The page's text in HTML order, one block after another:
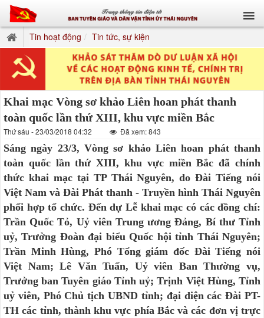
Tin hoạt động Tin tức, sự kiện
Khai mạc Vòng sơ khảo Liên hoan phát thanh
toàn quốc lần thứ XIII, khu vực miền Bắc
Thứ sáu - 23/03/2018 04:32 Đã xem: 843
Sáng ngày 23/3, Vòng sơ khảo Liên hoan phát thanh
toàn quốc lần thứ XIII, khu vực miền Bắc đã chính
thức khai mạc tại TP Thái Nguyên, do Đài Tiếng nói
Việt Nam và Đài Phát thanh - Truyền hình Thái Nguyên
phối hợp tổ chức. Đến dự Lễ khai mạc có các đồng chí:
Trần Quốc Tỏ, Uỷ viên Trung ương Đảng, Bí thư Tỉnh
uỷ, Trưởng Đoàn đại biểu Quốc hội tỉnh Thái Nguyên;
Trần Minh Hùng, Phó Tổng giám đốc Đài Tiếng nói
Việt Nam; Lê Văn Tuấn, Uỷ viên Ban Thường vụ,
Trưởng ban Tuyên giáo Tỉnh uỷ; Trịnh Việt Hùng, Tỉnh
uỷ viên, Phó Chủ tịch UBND tỉnh; đại diện các Đài PT-
TH các tỉnh, thành khu vực phía Bắc và các đơn vị trực